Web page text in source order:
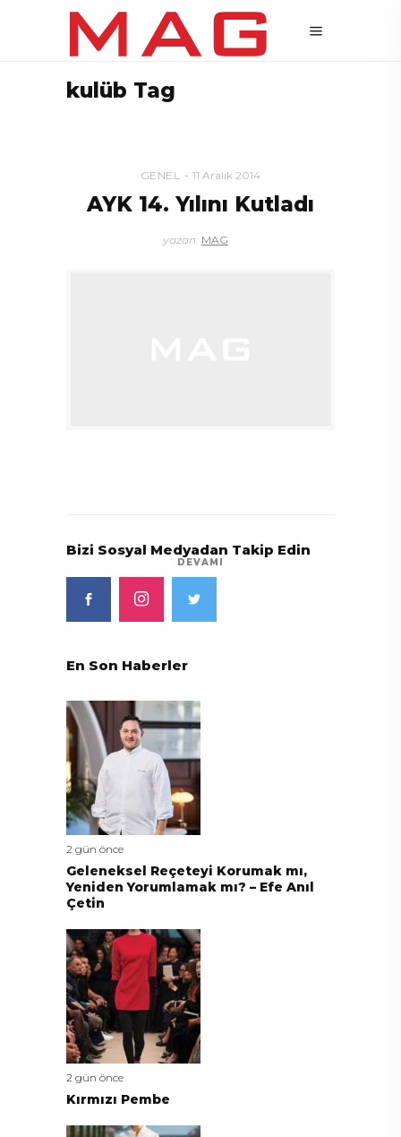
kulüb Tag
GENEL 11 Aralık 2014
AYK 14. Yılını Kutladı
yazan: MAG
DEVAMI
Bizi Sosyal Medyadan Takip Edin
En Son Haberler
2 gün önce
Geleneksel Reçeteyi Korumak mı,
Yeniden Yorumlamak mı? – Efe Anıl
Çetin
2 gün önce
Kırmızı Pembe